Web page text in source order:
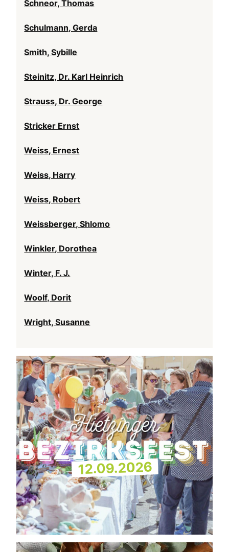
Schneor, Thomas
Schulmann, Gerda
Smith, Sybille
Steinitz, Dr. Karl Heinrich
Strauss, Dr. George
Stricker Ernst
Weiss, Ernest
Weiss, Harry
Weiss, Robert
Weissberger, Shlomo
Winkler, Dorothea
Winter, F. J.
Woolf, Dorit
Wright, Susanne
12.09.2026